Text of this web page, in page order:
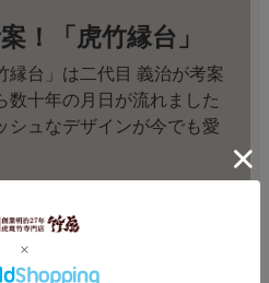
！「虎竹縁台」
縁台」は二代目 義治が考案
数十年の月日が流れました
シュなデザインが今でも愛